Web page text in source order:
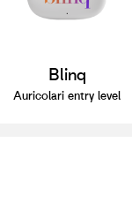
Blinq
Auricolari entry level